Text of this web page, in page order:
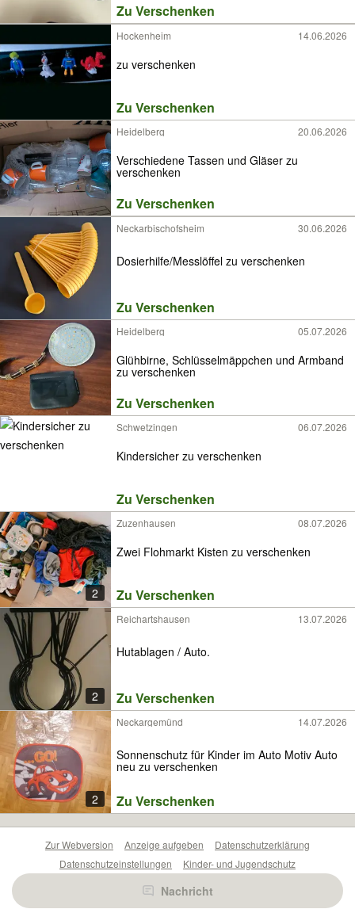
Zu Verschenken
Hockenheim 14.06.2026
zu verschenken
Zu Verschenken
Heidelberg 20.06.2026
Verschiedene Tassen und Gläser zu
verschenken
Zu Verschenken
Neckarbischofsheim 30.06.2026
Dosierhilfe/Messlöffel zu verschenken
Zu Verschenken
Heidelberg 05.07.2026
Glühbirne, Schlüsselmäppchen und Armband
zu verschenken
Zu Verschenken
Schwetzingen 06.07.2026
Kindersicher zu verschenken
Zu Verschenken
2
Zuzenhausen 08.07.2026
Zwei Flohmarkt Kisten zu verschenken
Zu Verschenken
2
Reichartshausen 13.07.2026
Hutablagen / Auto.
Zu Verschenken
2
Neckargemünd 14.07.2026
Sonnenschutz für Kinder im Auto Motiv Auto
neu zu verschenken
Zu Verschenken
Nachricht
Zur Webversion Anzeige aufgeben
Datenschutzerklärung
Datenschutzeinstellungen
Kinder- und Jugendschutz
Barrierefreiheitserklärung